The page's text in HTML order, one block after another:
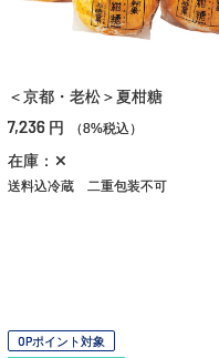
＜京都・老松＞夏柑糖
7,236 円 （8%税込）
在庫：✕
送料込冷蔵 二重包装不可
OPポイント対象